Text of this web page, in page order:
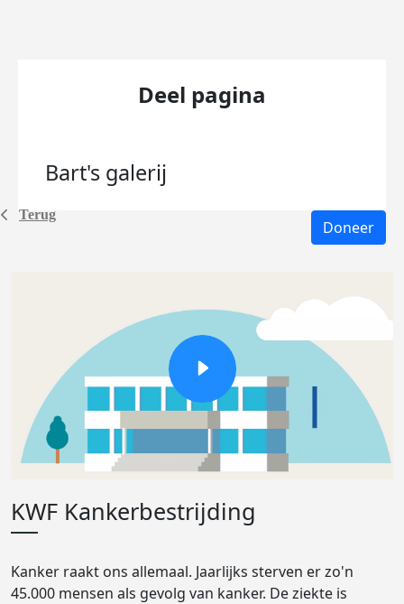
Terug
Deel pagina
Bart's galerij
Doneer
KWF Kankerbestrijding
Kanker raakt ons allemaal. Jaarlijks sterven er zo'n
45.000 mensen als gevolg van kanker. De ziekte is